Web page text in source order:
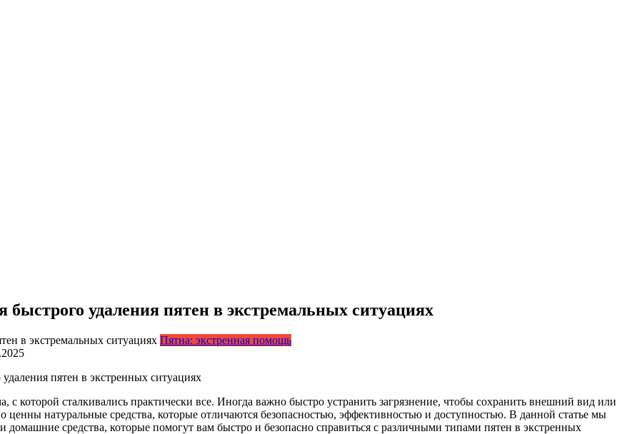
удаления пятен в экстремальных ситуациях
Пятна: экстренная помощь
пятен в экстренных ситуациях
которой сталкивались практически все. Иногда важно быстро устранить загрязнение, чтобы сохранить внешний вид или
ценны натуральные средства, которые отличаются безопасностью, эффективностью и доступностью. В данной статье мы
средства, которые помогут вам быстро и безопасно справиться с различными типами пятен в экстренных